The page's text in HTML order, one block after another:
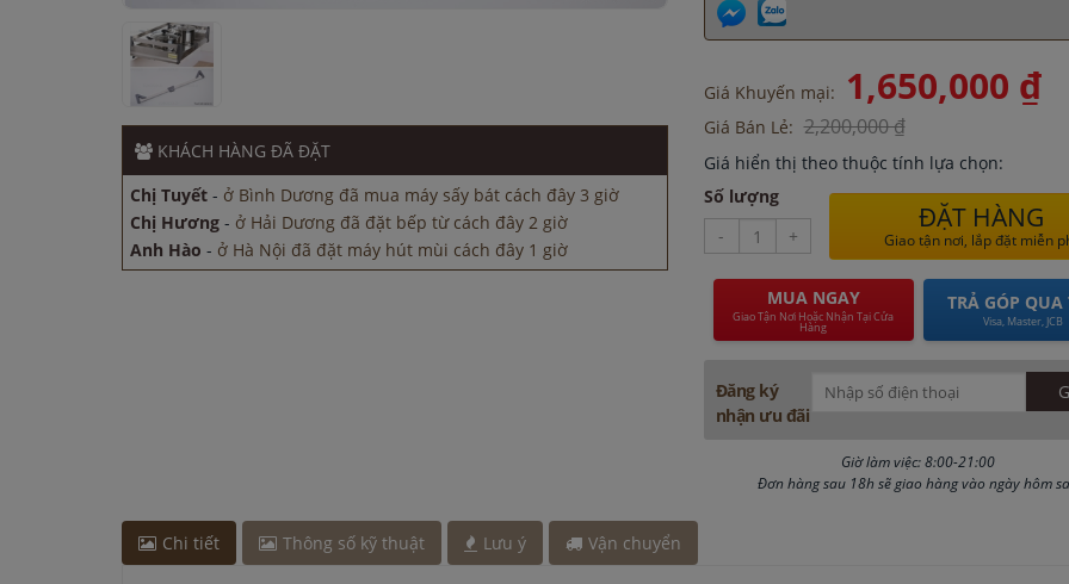
KHÁCH HÀNG ĐÃ ĐẶT
Chị Hương
Anh Hào
Anh Hào - ở Hải Dương đã đặt máy rửa bát cách đây 30 phút
Chị Tuyết-ở Bình Dương đã mua máy sấy bát cách đây 3 giờ
Chị Hương - ở Hải Dương đã đặt bếp từ cách đây 2 giờ
Anh Hào-ở Hà Nội đã đặt máy hút mùi cách đây 1 giờ
Chị Hương-ở Hà Nội đã đặt máy rửa bát cách đây 30 phút
Giá Khuyến mại: 1,650,000 ₫
Giá Bán Lẻ: 2,200,000 ₫
Giá hiển thị theo thuộc tính lựa chọn:
Số lượng
-
+
ĐẶT HÀNG
Giao tận nơi, lắp đặt miễn
MUA NGAY
Giao Tận Nơi Hoặc Nhận Tại Cửa
Hàng
TRẢ GÓP QUA
Visa, Master, JCB
Đăng ký
nhận ưu đãi
Giờ làm việc: 8:00-21:00
Đơn hàng sau 18h sẽ giao hàng vào ngày hôm
Chi tiết Thông số kỹ thuật Lưu ý Vận chuyển